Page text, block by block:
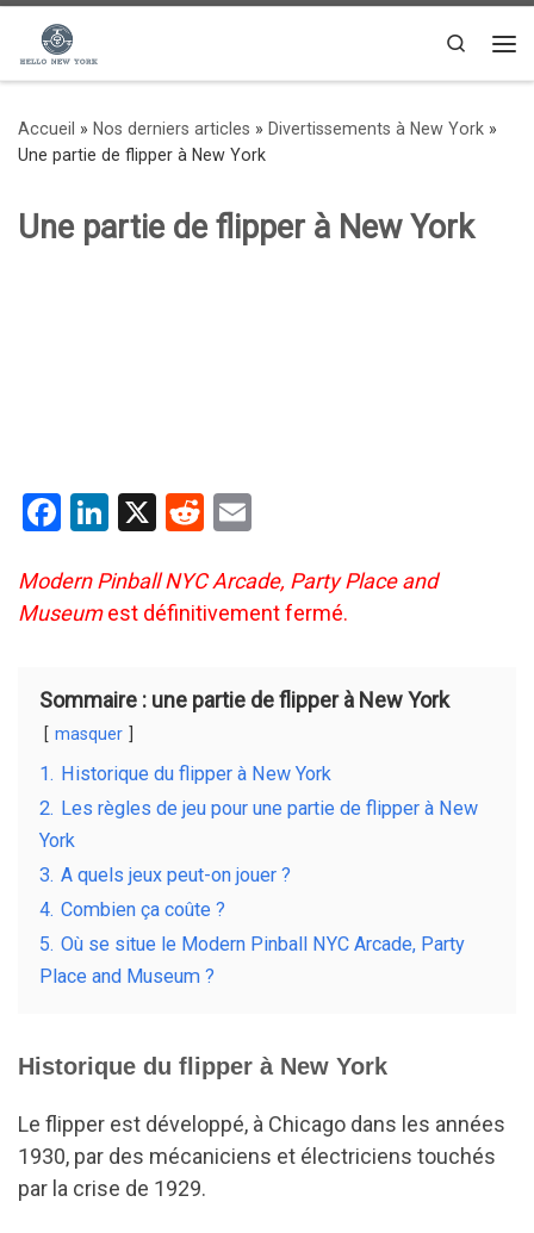
Passer au contenu
Search
Accueil » Nos derniers articles » Divertissements à New York »
Une partie de flipper à New York
Une partie de flipper à New York
F
ce
b
o
k
Li
ke
dI
X
R
d
di
ail
Modern Pinball NYC Arcade, Party Place and
Museumest définitivement fermé.
Sommaire : une partie de flipper à New York
masquer
1. Historique du flipper à New York
2. Les règles de jeu pour une partie de flipper à New
York
3. A quels jeux peut-on jouer ?
4. Combien ça coûte ?
5. Où se situe le Modern Pinball NYC Arcade, Party
Place and Museum ?
Historique du flipper à New York
Le flipper est développé, à Chicago dans les années
1930, par des mécaniciens et électriciens touchés
par la crise de 1929.